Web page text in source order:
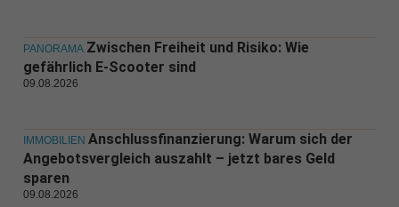
PANORAMA Zwischen Freiheit und Risiko: Wie
gefährlich E-Scooter sind
09.08.2026
IMMOBILIEN Anschlussfinanzierung: Warum sich der
Angebotsvergleich auszahlt – jetzt bares Geld
sparen
09.08.2026